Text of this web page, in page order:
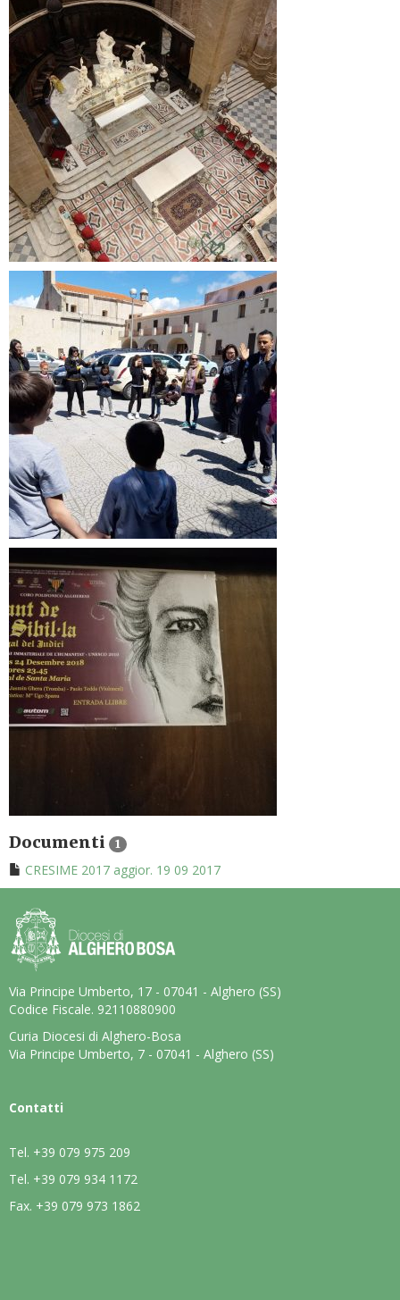
Documenti 1
CRESIME 2017 aggior. 19 09 2017
Via Principe Umberto, 17 - 07041 - Alghero (SS)
Codice Fiscale. 92110880900
Curia Diocesi di Alghero-Bosa
Via Principe Umberto, 7 - 07041 - Alghero (SS)
Contatti
Tel. +39 079 975 209
Tel. +39 079 934 1172
Fax. +39 079 973 1862